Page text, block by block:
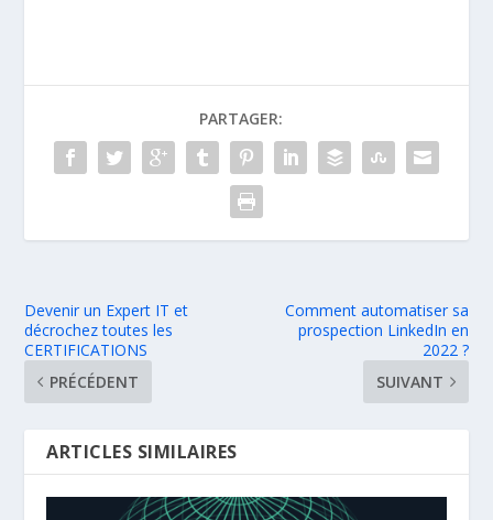
PARTAGER:
Devenir un Expert IT et
décrochez toutes les
CERTIFICATIONS
PRÉCÉDENT
Comment automatiser sa
prospection LinkedIn en
2022 ?
SUIVANT
ARTICLES SIMILAIRES